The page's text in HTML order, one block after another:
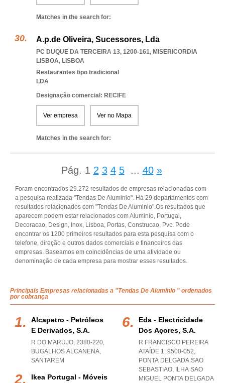
Matches in the search for:
A.p.de Oliveira, Sucessores, Lda
PC DUQUE DA TERCEIRA 13, 1200-161, MISERICORDIA
LISBOA, LISBOA
Restaurantes tipo tradicional
LDA
Designação comercial: RECIFE
Ver empresa Ver no Mapa
Matches in the search for:
Pág. 1 2 3 4 5 ... 40 »
Foram encontrados 29.272 resultados de empresas relacionadas com
a pesquisa realizada "Tendas De Aluminio". Há 29 departamentos com
resultados relacionados com "Tendas De Aluminio".Os resultados que
aparecem podem estar relacionados com Aluminio, Portugal,
Decoracao, Design, Inox, Lisboa, Portas, Construcao, Pvc. Pode
encontrar os 1200 primeiros resultados para esta pesquisa com o
telefone, direção e outros dados comerciais e financeiros das
empresas. Baseamos em coincidências de uma atividade ou
denominação de cada empresa para mostrar esses resultados.
Principais Empresas relacionadas a "Tendas De Aluminio " ordenados
por cobrança
Alcapetro - Petróleos
E Derivados, S.a.
R DO MARUJO, 2380-220,
BUGALHOS ALCANENA,
SANTAREM
Ikea Portugal - Móveis
Eda - Electricidade
Dos Açores, S.a.
R FRANCISCO PEREIRA
ATAÍDE 1, 9500-052,
PONTA DELGADA SAO
SEBASTIAO, ILHA SAO
MIGUEL PONTA DELGADA